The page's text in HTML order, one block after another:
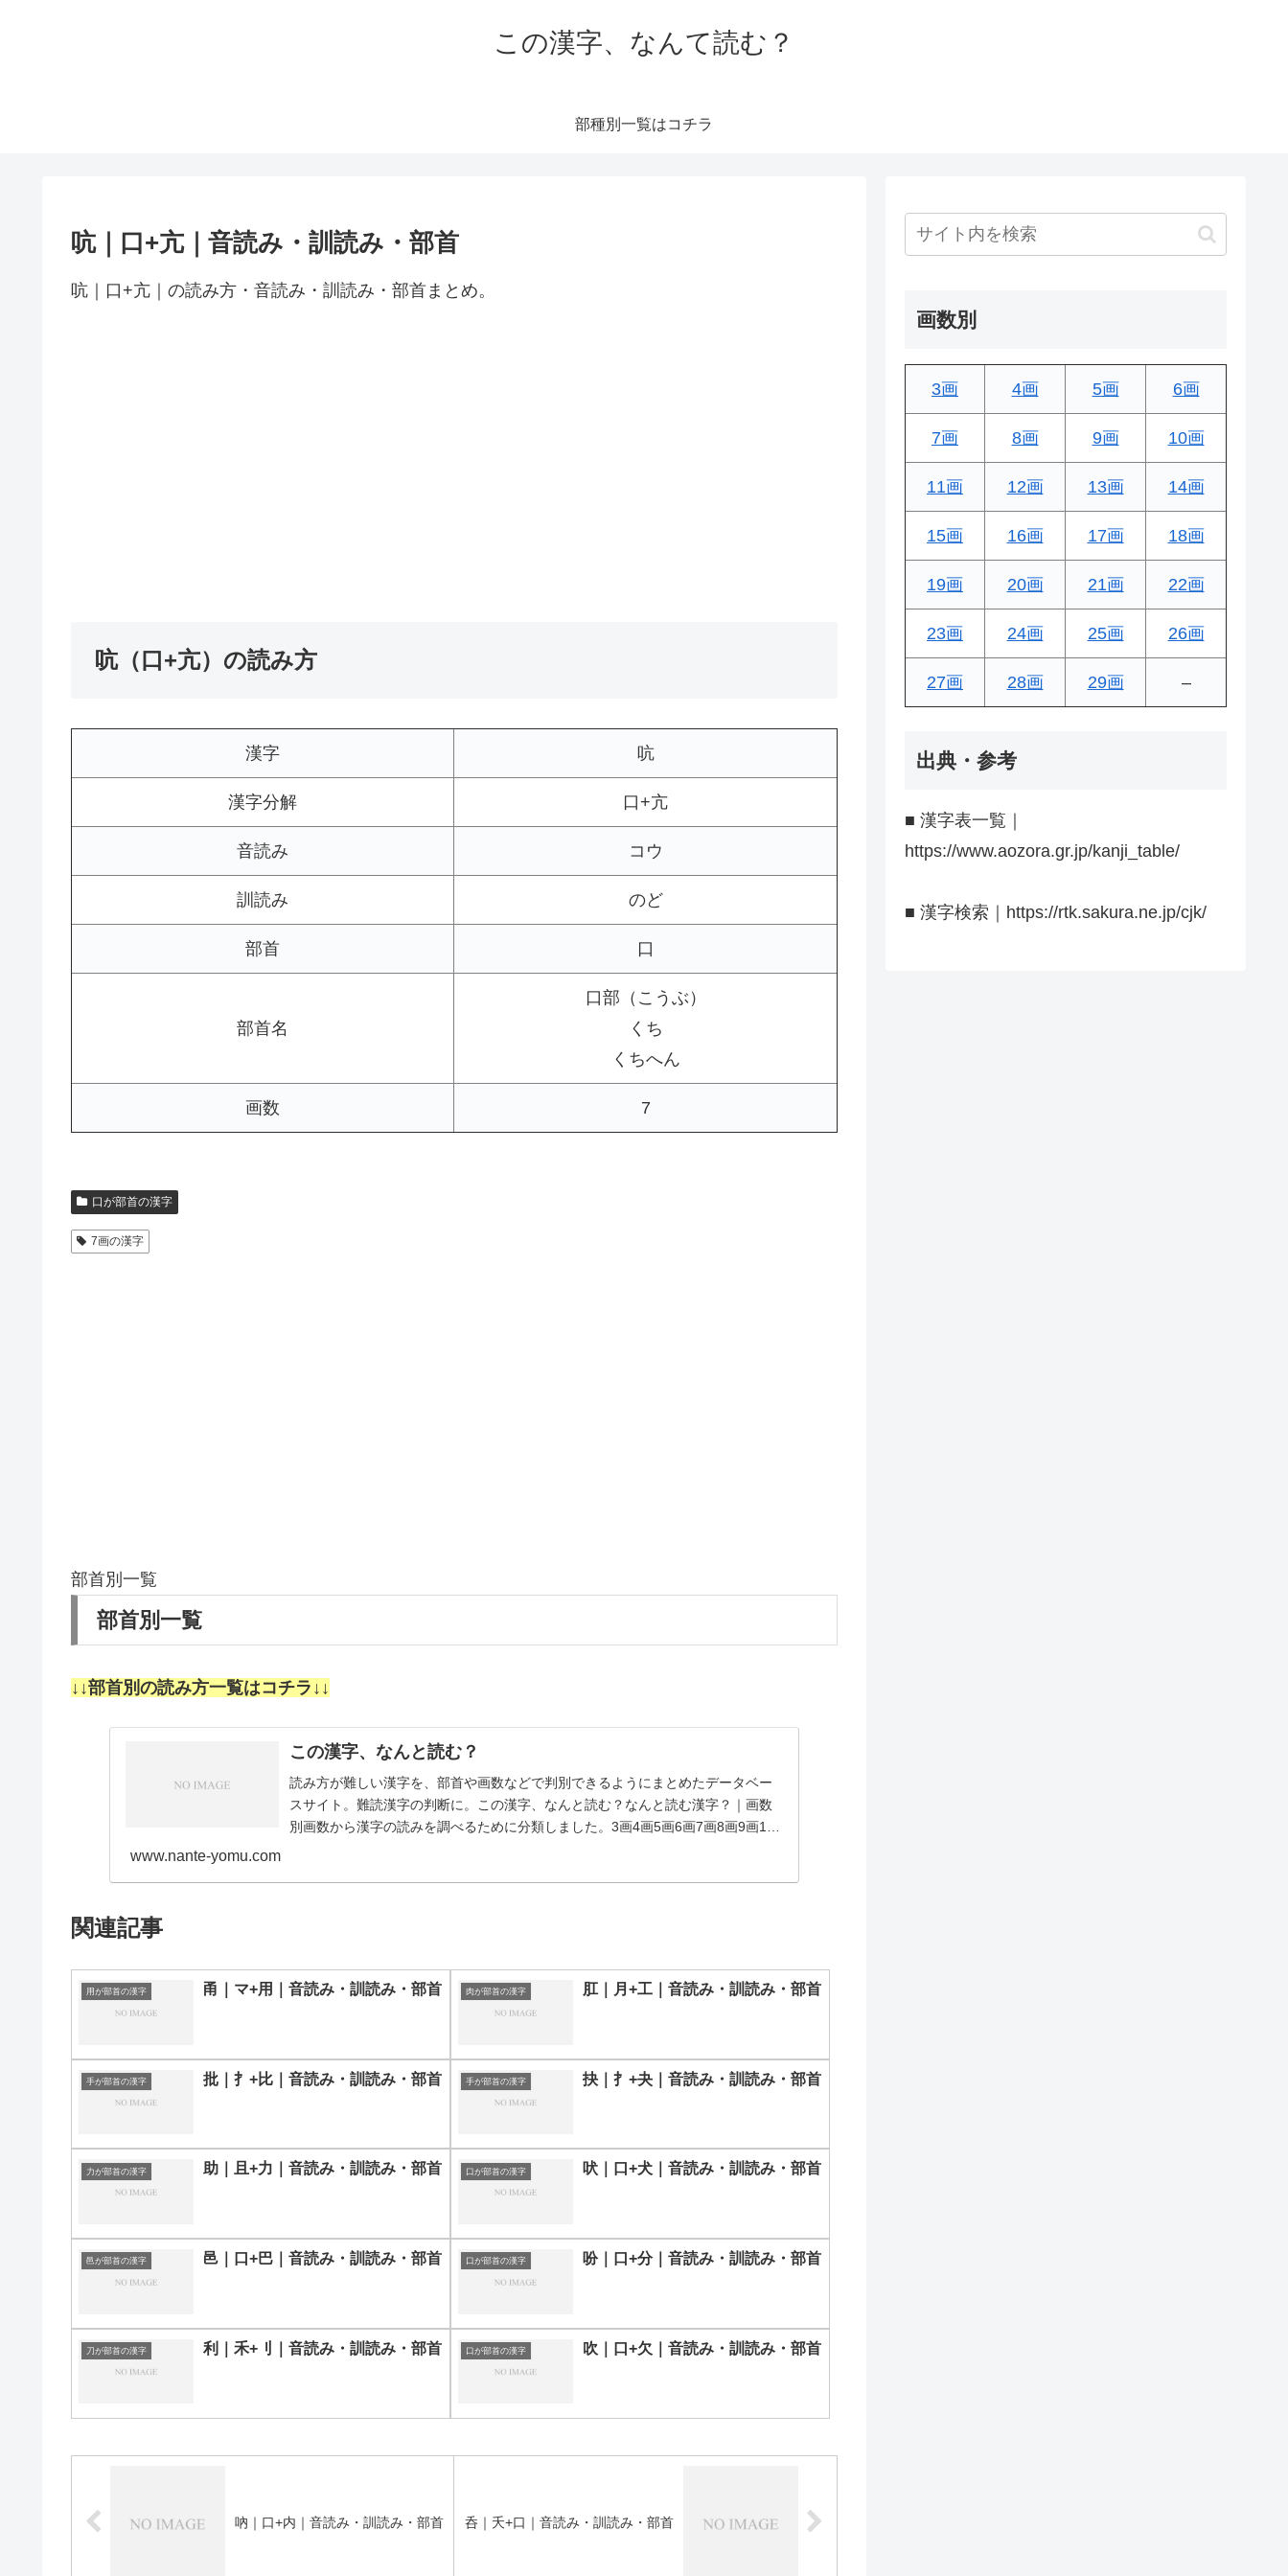
この漢字、なんて読む？
部種別一覧はコチラ
吭｜口+亢｜音読み・訓読み・部首
吭｜口+亢｜の読み方・音読み・訓読み・部首まとめ。
吭（口+亢）の読み方
漢字 吭
漢字分解 口+亢
音読み コウ
訓読み のど
部首 口
部首名
口部（こうぶ）
くち
くちへん
画数 7
口が部首の漢字
7画の漢字
部首別一覧
部首別一覧
↓↓部首別の読み方一覧はコチラ↓↓
この漢字、なんと読む？
読み方が難しい漢字を、部首や画数などで判別できるようにまとめたデータベー
スサイト。難読漢字の判断に。この漢字、なんと読む？なんと読む漢字？｜画数
別画数から漢字の読みを調べるために分類しました。3画4画5画6画7画8画9画10
www.nante-yomu.com
関連記事
用が部首の漢字 甬｜マ+用｜音読み・訓読み・部首 肉が部首の漢字 肛｜月+工｜音読み・訓読み・部首
手が部首の漢字 批｜扌+比｜音読み・訓読み・部首 手が部首の漢字 抉｜扌+夬｜音読み・訓読み・部首
力が部首の漢字 助｜且+力｜音読み・訓読み・部首 口が部首の漢字 吠｜口+犬｜音読み・訓読み・部首
邑が部首の漢字 邑｜口+巴｜音読み・訓読み・部首 口が部首の漢字 吩｜口+分｜音読み・訓読み・部首
刀が部首の漢字 利｜禾+刂｜音読み・訓読み・部首 口が部首の漢字 吹｜口+欠｜音読み・訓読み・部首
吶｜口+内｜音読み・訓読み・部首 呑｜夭+口｜音読み・訓読み・部首
画数別
3画 4画 5画 6画
7画 8画 9画 10画
11画 12画 13画 14画
15画 16画 17画 18画
19画 20画 21画 22画
23画 24画 25画 26画
27画 28画 29画 –
出典・参考
■ 漢字表一覧｜
https://www.aozora.gr.jp/kanji_table/
■ 漢字検索｜https://rtk.sakura.ne.jp/cjk/